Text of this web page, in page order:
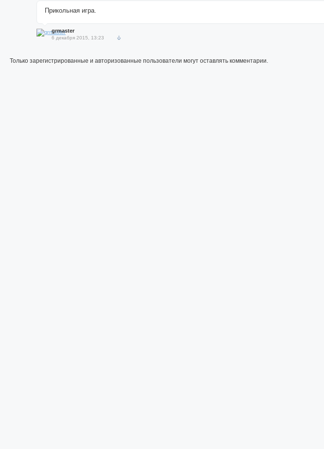
Прикольная игра.
grmaster
6 декабря 2015, 13:23
Только зарегистрированные и авторизованные пользователи могут оставлять комментарии.